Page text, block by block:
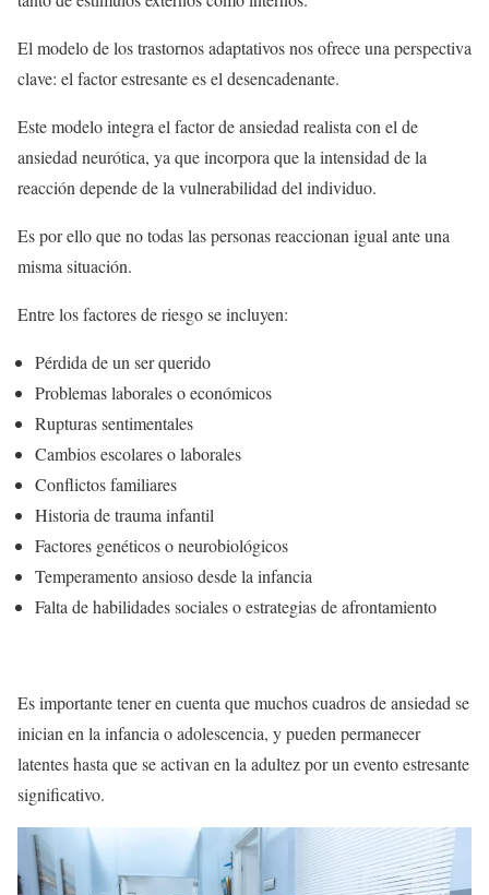
El modelo de los trastornos adaptativos nos ofrece una perspectiva
clave: el factor estresante es el desencadenante.
Este modelo integra el factor de ansiedad realista con el de
ansiedad neurótica, ya que incorpora que la intensidad de la
reacción depende de la vulnerabilidad del individuo.
Es por ello que no todas las personas reaccionan igual ante una
misma situación.
Entre los factores de riesgo se incluyen:
Pérdida de un ser querido
Problemas laborales o económicos
Rupturas sentimentales
Cambios escolares o laborales
Conflictos familiares
Historia de trauma infantil
Factores genéticos o neurobiológicos
Temperamento ansioso desde la infancia
Falta de habilidades sociales o estrategias de afrontamiento
Es importante tener en cuenta que muchos cuadros de ansiedad se
inician en la infancia o adolescencia, y pueden permanecer
latentes hasta que se activan en la adultez por un evento estresante
significativo.